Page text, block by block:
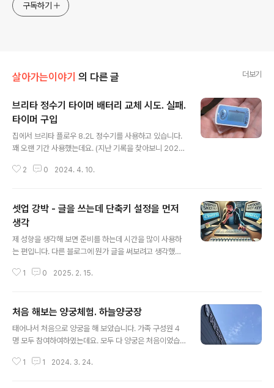
구독하기
살아가는이야기 의 다른 글 더보기
브리타 정수기 타이머 배터리 교체 시도. 실패.
타이머 구입
집에서 브리타 플로우 8.2L 정수기를 사용하고 있습니다.
꽤 오랜 기간 사용했는데요. (지난 기록을 찾아보니 2020.
사용하는 타이머가 고장 났습니다. 배터리가 다 되었을까
있었습니다. 방수를 위함인지는 모르겠지만 배터리 교체가
어려운 점은 좀 아쉬웠습니다. 배터리를 교체했지만 타이
머는 살아나지 않았습니다. 다른 이유로 고장이 났거나 뚜
껑을 뜯어 내는 과정에서 충격이 가서 고장이 났을지도 모
타이머를 알리에서 구입할 수 있다는 것을 알게 되었습니
2 0 2024. 4. 10.
셋업 강박 - 글을 쓰는데 단축키 설정을 먼저
생각
제 성향을 생각해 보면 준비를 하는데 시간을 많이 사용하
는 편입니다. 다른 블로그에 뭔가 글을 써보려고 생각했는
약 설정하지 않았다면 그 설정을 먼저 해야겠다는 생각이
이성적으로 생각해 보면 우선은 무언가 생산적인 걸 먼저
하는 것이 좋습니다. 단축키를 설정하는 것이 엄청나게 효
율성을 높이는 것이라면 다른 문제이겠지만, 단축키가 없
니다. 그러한 저의 습성에 대해 생각해 보기 위해 이 글을
1 0 2025. 2. 15.
처음 해보는 양궁체험. 하늘양궁장
태어나서 처음으로 양궁을 해 보았습니다. 가족 구성원 4
명 모두 참여하여하였는데요. 모두 다 양궁은 처음이었습
습니다. 왼쪽 2개는 어른, 오른쪽 2개는 아이 자리였습니
1 1 2024. 3. 24.